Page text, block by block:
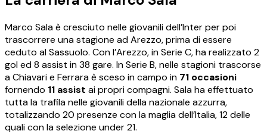
Marco Sala è cresciuto nelle giovanili dell’Inter per poi
trascorrere una stagione ad Arezzo, prima di essere
ceduto al Sassuolo. Con l’Arezzo, in Serie C, ha realizzato 2
gol ed 8 assist in 38 gare. In Serie B, nelle stagioni trascorse
a Chiavari e Ferrara è sceso in campo in 71 occasioni
fornendo 11 assist ai propri compagni. Sala ha effettuato
tutta la trafila nelle giovanili della nazionale azzurra,
totalizzando 20 presenze con la maglia dell’Italia, 12 delle
quali con la selezione under 21.